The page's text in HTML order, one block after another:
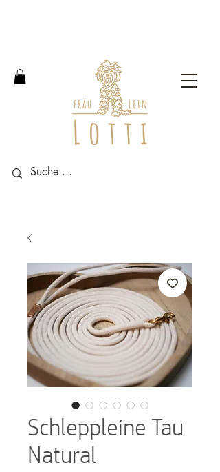
Schleppleine Tau
Natural